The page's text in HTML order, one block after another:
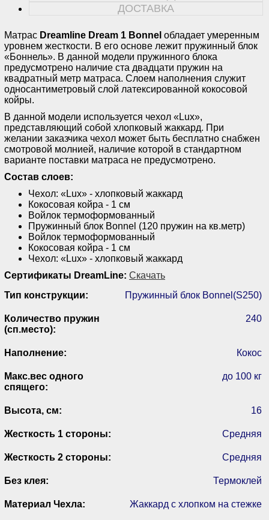
ДОСТАВКА
Матрас Dreamline Dream 1 Bonnel обладает умеренным
уровнем жесткости. В его основе лежит пружинный блок
«Боннель». В данной модели пружинного блока
предусмотрено наличие ста двадцати пружин на
квадратный метр матраса. Слоем наполнения служит
односантиметровый слой латексированной кокосовой
койры.
В данной модели используется чехол «Lux»,
представляющий собой хлопковый жаккард. При
желании заказчика чехол может быть бесплатно снабжен
смотровой молнией, наличие которой в стандартном
варианте поставки матраса не предусмотрено.
Состав слоев:
Чехол: «Lux» - хлопковый жаккард
Кокосовая койра - 1 см
Войлок термоформованный
Пружинный блок Bonnel (120 пружин на кв.метр)
Войлок термоформованный
Кокосовая койра - 1 см
Чехол: «Lux» - хлопковый жаккард
Сертификаты DreamLine: Скачать
Тип конструкции:
Пружинный блок Bonnel(S250)
Количество пружин
(сп.место):
240
Наполнение: Кокос
Макс.вес одного
спящего:
до 100 кг
Высота, см: 16
Жесткость 1 стороны: Средняя
Жесткость 2 стороны: Средняя
Без клея: Термоклей
Материал Чехла: Жаккард с хлопком на стежке